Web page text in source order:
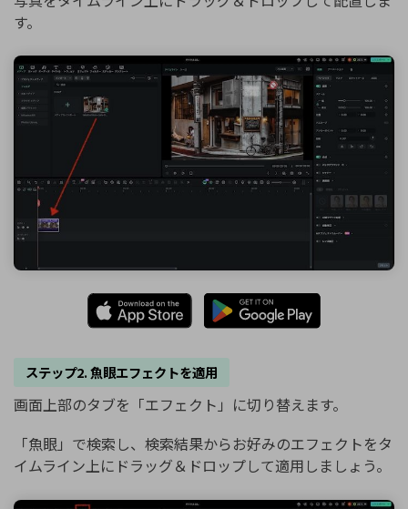
す。
ステップ2. 魚眼エフェクトを適用
画面上部のタブを「エフェクト」に切り替えます。
「魚眼」で検索し、検索結果からお好みのエフェクトをタ
イムライン上にドラッグ＆ドロップして適用しましょう。